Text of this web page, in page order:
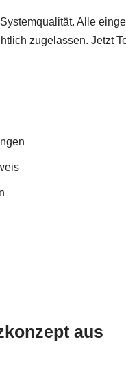
Alle
zugelassen. Jetzt
aus